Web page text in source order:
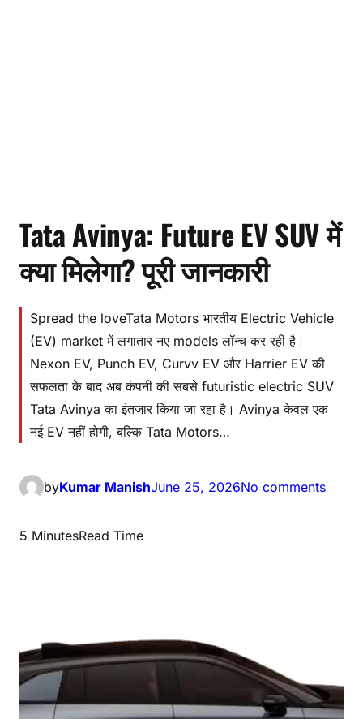
Tata Avinya: Future EV SUV में
क्या मिलेगा? पूरी जानकारी
Spread the loveTata Motors भारतीय Electric Vehicle
(EV) market में लगातार नए models लॉन्च कर रही है।
Nexon EV, Punch EV, Curvv EV और Harrier EV की
सफलता के बाद अब कंपनी की सबसे futuristic electric SUV
Tata Avinya का इंतजार किया जा रहा है। Avinya केवल एक
नई EV नहीं होगी, बल्कि Tata Motors…
byKumar ManishJune 25, 2026No comments
5 MinutesRead Time